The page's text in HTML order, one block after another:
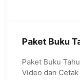
Paket Buku
Paket Buku
Video dan